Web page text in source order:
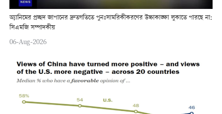
অ্যানিমের প্রচ্ছদ জাপানের দ্রুতগতিতে পুনঃসামরিকীকরণের উচ্চাকাঙ্ক্ষা লুকাতে পারছে না:
সিএমজি সম্পাদকীয়
06-Aug-2026